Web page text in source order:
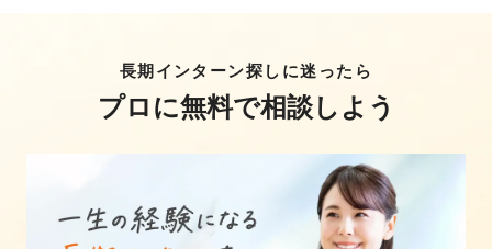
長期インターン探しに迷ったら
プロに無料で相談しよう